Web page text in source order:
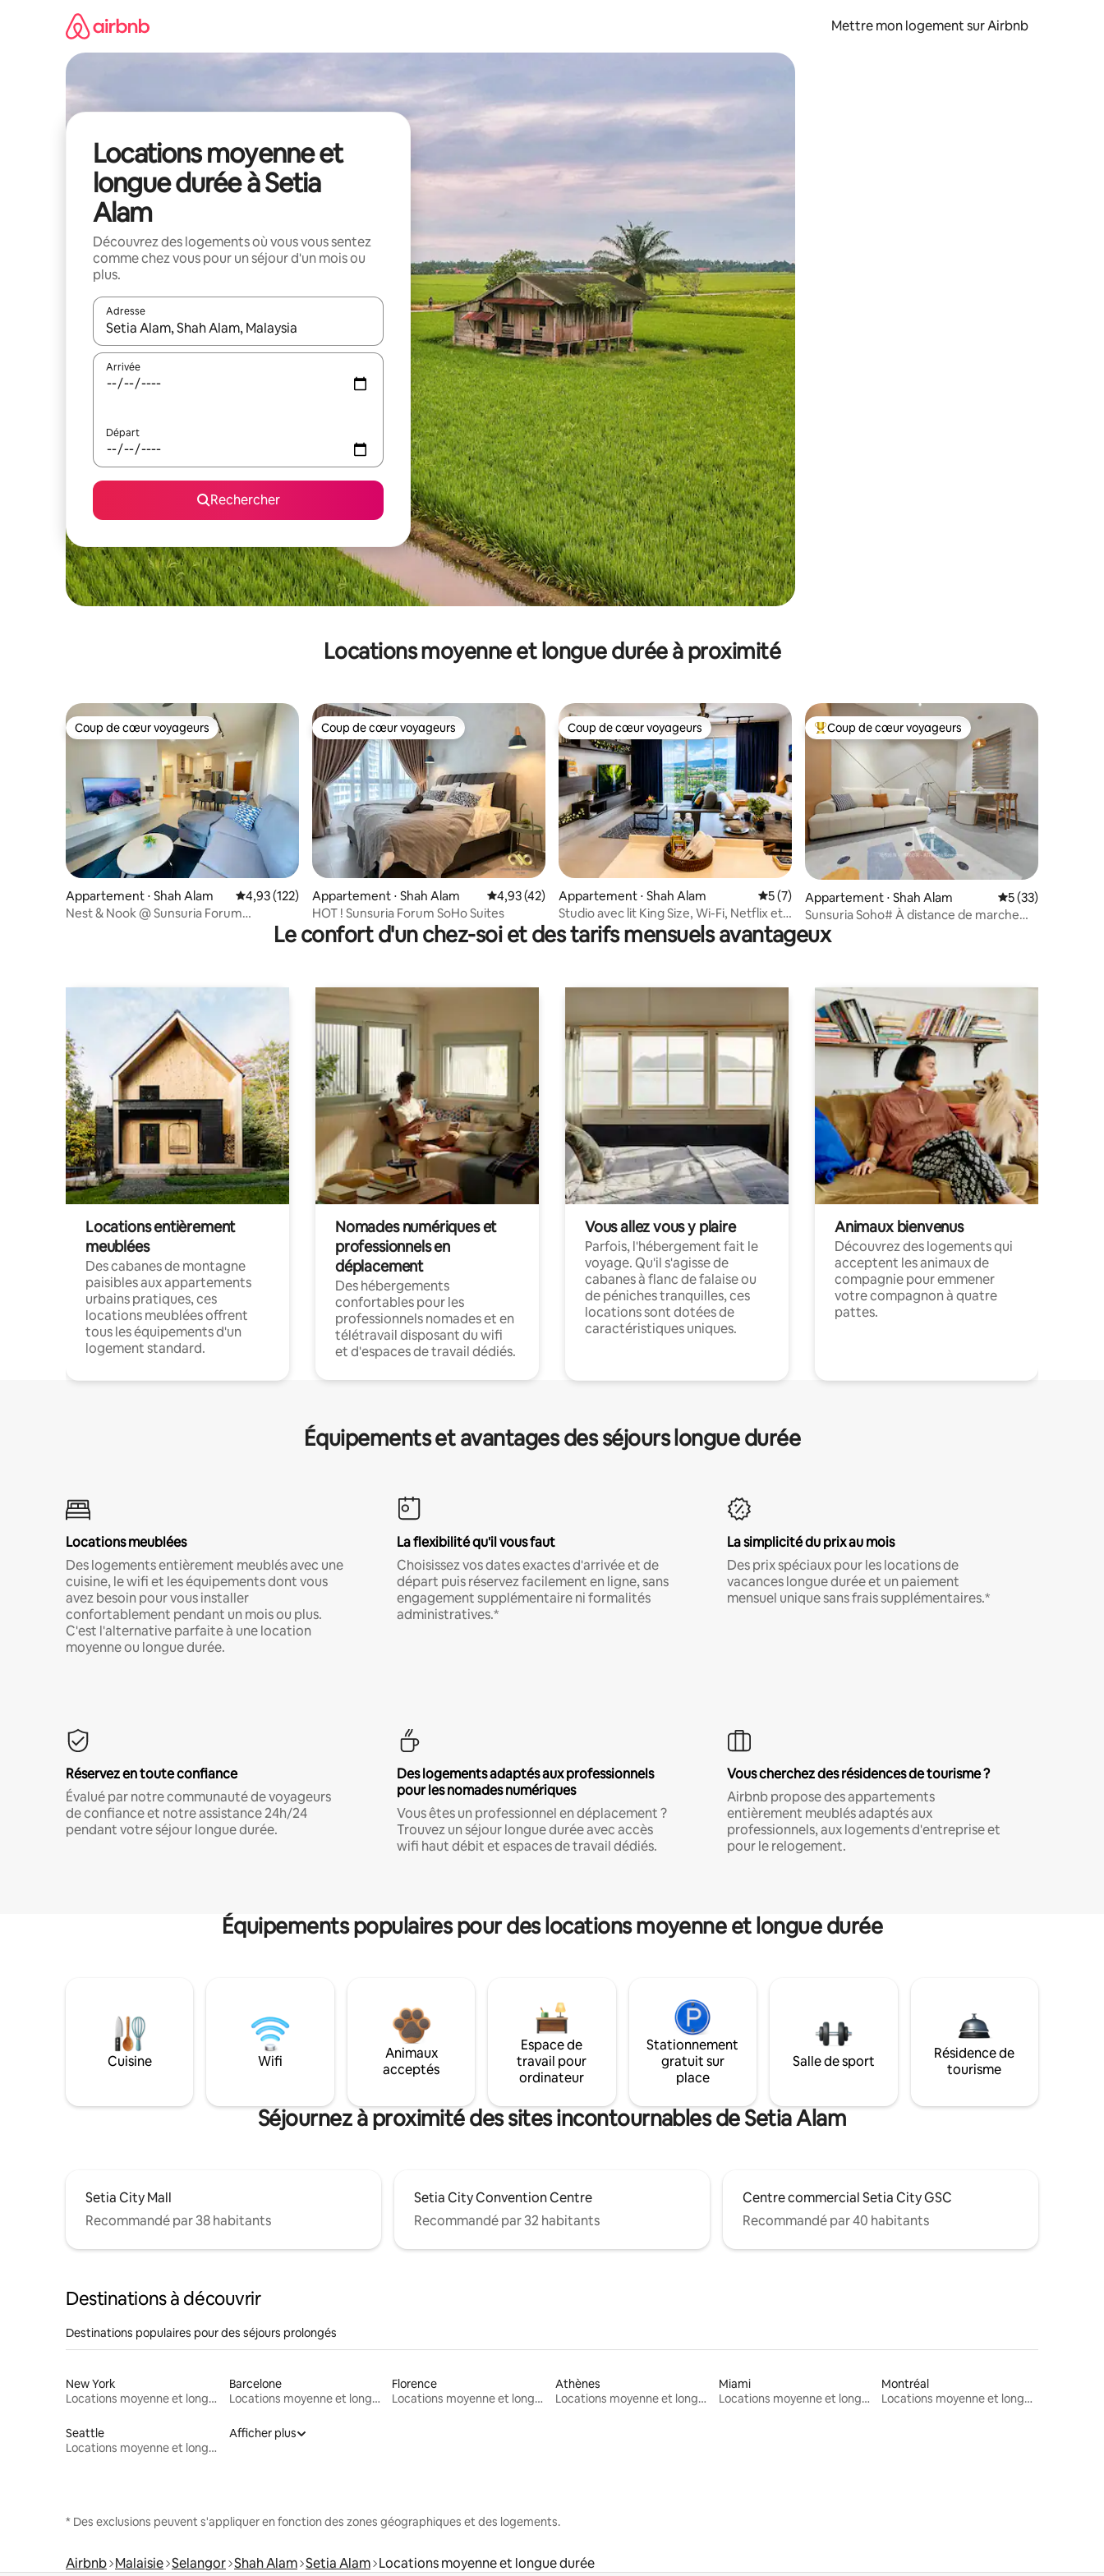
Mettre mon logement sur Airbnb
Locations moyenne et
longue durée à Setia
Alam
Découvrez des logements où vous vous sentez
comme chez vous pour un séjour d'un mois ou
plus.
Adresse
Lorsque les résultats s'affichent, utilisez les flèches vers le haut et vers le bas pour les parcourir ou en appuyant et en faisant glisser.
Arrivée
Départ
Rechercher
Locations moyenne et longue durée à proximité
Coup de cœur voyageurs
Coup de cœur voyageurs
Appartement ⋅ Shah Alam Évaluation moyenne sur la base de 122 commentaires : 4,93 sur 5
4,93 (122)
Nest & Nook @ Sunsuria Forum
Coup de cœur voyageurs
Coup de cœur voyageurs
Appartement ⋅ Shah Alam Évaluation moyenne sur la base de 42 commentaires : 4,93 sur 5
4,93 (42)
HOT ! Sunsuria Forum SoHo Suites
Coup de cœur voyageurs
Coup de cœur voyageurs
Appartement ⋅ Shah Alam Évaluation moyenne sur la base de 7 commentaires : 5 sur 5
5 (7)
Studio avec lit King Size, Wi-Fi, Netflix et
parking, près du SCMM
Coups de cœur voyageurs les plus appréciés
Coup de cœur voyageurs
Appartement ⋅ Shah Alam Évaluation
5 (33)
Sunsuria Soho# À distance de marche
SCCC# Setia Mall
Le confort d'un chez-soi et des tarifs mensuels avantageux
Locations entièrement
meublées
Des cabanes de montagne
paisibles aux appartements
urbains pratiques, ces
locations meublées offrent
tous les équipements d'un
logement standard.
Nomades numériques et
professionnels en
déplacement
Des hébergements
confortables pour les
professionnels nomades et en
télétravail disposant du wifi
et d'espaces de travail dédiés.
Vous allez vous y plaire
Parfois, l'hébergement fait le
voyage. Qu'il s'agisse de
cabanes à flanc de falaise ou
de péniches tranquilles, ces
locations sont dotées de
caractéristiques uniques.
Animaux bienvenus
Découvrez des logements qui
acceptent les animaux de
compagnie pour emmener
votre compagnon à quatre
pattes.
Équipements et avantages des séjours longue durée
Locations meublées
Des logements entièrement meublés avec une
cuisine, le wifi et les équipements dont vous
avez besoin pour vous installer
confortablement pendant un mois ou plus.
C'est l'alternative parfaite à une location
moyenne ou longue durée.
La flexibilité qu'il vous faut
Choisissez vos dates exactes d'arrivée et de
départ puis réservez facilement en ligne, sans
engagement supplémentaire ni formalités
administratives.*
La simplicité du prix au mois
Des prix spéciaux pour les locations de
vacances longue durée et un paiement
mensuel unique sans frais supplémentaires.*
Réservez en toute confiance
Évalué par notre communauté de voyageurs
de confiance et notre assistance 24h/24
pendant votre séjour longue durée.
Des logements adaptés aux professionnels
pour les nomades numériques
Vous êtes un professionnel en déplacement ?
Trouvez un séjour longue durée avec accès
wifi haut débit et espaces de travail dédiés.
Vous cherchez des résidences de tourisme ?
Airbnb propose des appartements
entièrement meublés adaptés aux
professionnels, aux logements d'entreprise et
pour le relogement.
Équipements populaires pour des locations moyenne et longue durée
Cuisine Wifi
Animaux
acceptés
Espace de
travail pour
ordinateur
Stationnement
gratuit sur
place
Salle de sport
Résidence de
tourisme
Séjournez à proximité des sites incontournables de Setia Alam
Setia City Mall
Recommandé par 38 habitants
Setia City Convention Centre
Recommandé par 32 habitants
Centre commercial Setia City GSC
Recommandé par 40 habitants
Destinations à découvrir
Destinations populaires pour des séjours prolongés
New York
Locations moyenne et longue durée
Barcelone
Locations moyenne et longue durée
Florence
Locations moyenne et longue durée
Athènes
Locations moyenne et longue durée
Miami
Locations moyenne et longue durée
Montréal
Locations moyenne et longue durée
Seattle
Locations moyenne et longue durée
Afficher plus
* Des exclusions peuvent s'appliquer en fonction des zones géographiques et des logements.
Airbnb Malaisie Selangor Shah Alam Setia Alam Locations moyenne et longue durée